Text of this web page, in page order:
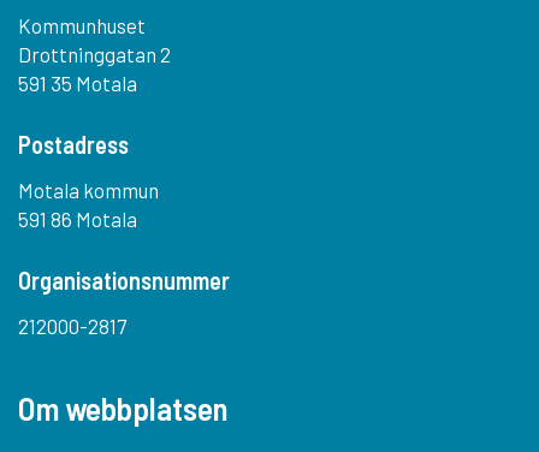
Kommunhuset
Drottninggatan 2
591 35 Motala
Postadress
Motala kommun
591 86 Motala
Organisationsnummer
212000-2817
Om webbplatsen